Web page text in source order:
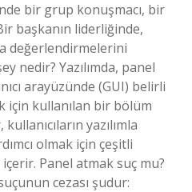
bir grup konuşmacı, bir
başkanın liderliğinde,
değerlendirmelerini
nedir? Yazılımda, panel
arayüzünde (GUI) belirli
için kullanılan bir bölüm
yazılımla
olmak için çeşitli
Panel atmak suç mu?
cezası şudur: